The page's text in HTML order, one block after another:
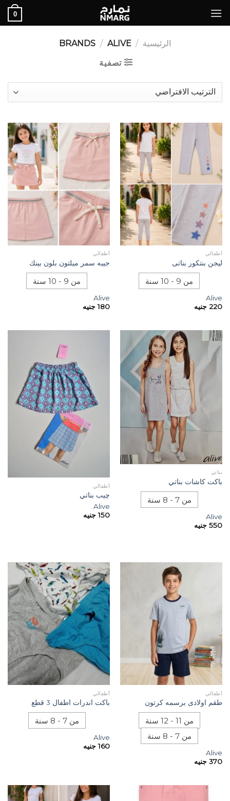
0
الرئيسية /
BRANDS
/ ALIVE
تصفية
أطفالي
ليجن بنتكور بناتى
من 9 - 10 سنة
Alive
220 جنيه
أطفالي
جيبه سمر ميلتون بلون بينك
من 9 - 10 سنة
Alive
180 جنيه
بناتي
باكت كاشات بناتي
من 7 - 8 سنة
Alive
550 جنيه
أطفالي
چيب بناتي
Alive
150 جنيه
أطفالي
طقم اولادى برسمه كرتون
من 11 - 12 سنة
من 7 - 8 سنة
Alive
370 جنيه
أطفالي
باكت اندرات اطفال 3 قطع
من 7 - 8 سنة
Alive
160 جنيه